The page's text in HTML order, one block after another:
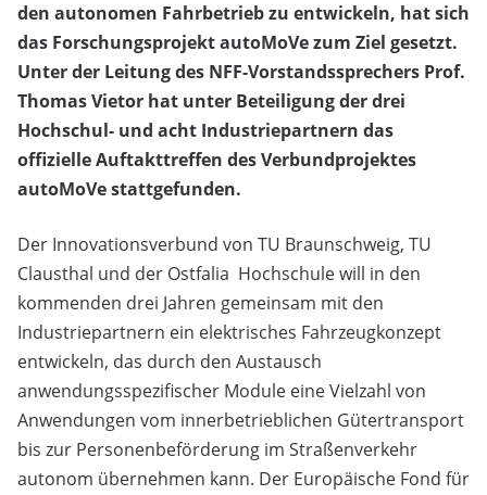
den autonomen Fahrbetrieb zu entwickeln, hat sich
das Forschungsprojekt autoMoVe zum Ziel gesetzt.
Unter der Leitung des NFF-Vorstandssprechers Prof.
Thomas Vietor hat unter Beteiligung der drei
Hochschul- und acht Industriepartnern das
offizielle Auftakttreffen des Verbundprojektes
autoMoVe stattgefunden.
Der Innovationsverbund von TU Braunschweig, TU
Clausthal und der Ostfalia Hochschule will in den
kommenden drei Jahren gemeinsam mit den
Industriepartnern ein elektrisches Fahrzeugkonzept
entwickeln, das durch den Austausch
anwendungsspezifischer Module eine Vielzahl von
Anwendungen vom innerbetrieblichen Gütertransport
bis zur Personenbeförderung im Straßenverkehr
autonom übernehmen kann. Der Europäische Fond für